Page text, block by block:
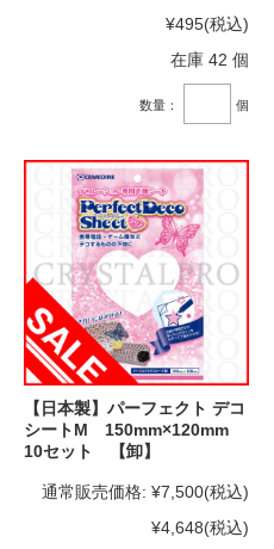
¥495(税込)
在庫 42 個
数量： 個
【日本製】パーフェクト デコ
シートM 150mm×120mm
10セット 【卸】
通常販売価格: ¥7,500(税込)
¥4,648(税込)